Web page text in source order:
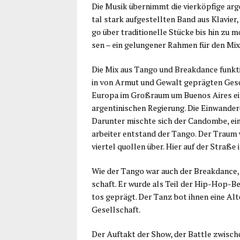
Die Musik über­nimmt die vier­köp­fi­ge
tal stark auf­ge­stell­ten Band aus
go über tra­di­tio­nel­le Stü­cke bis hin zu
sen – ein gelun­ge­ner Rah­men für den
Die Mix aus Tan­go und Break­dance
in von Armut und Gewalt gepräg­ten
Euro­pa im Groß­raum um Bue­nos Aires
argen­ti­ni­schen Regie­rung. Die
Dar­un­ter misch­te sich der Can­dom­be,
ar­bei­ter ent­stand der Tan­go. Der
vier­tel quol­len über. Hier auf der Stra­ße
Wie der Tan­go war auch der
schaft. Er wur­de als Teil der Hip-Hop-
tos geprägt. Der Tanz bot ihnen eine
Gesellschaft.
Der Auf­takt der Show, der Batt­le